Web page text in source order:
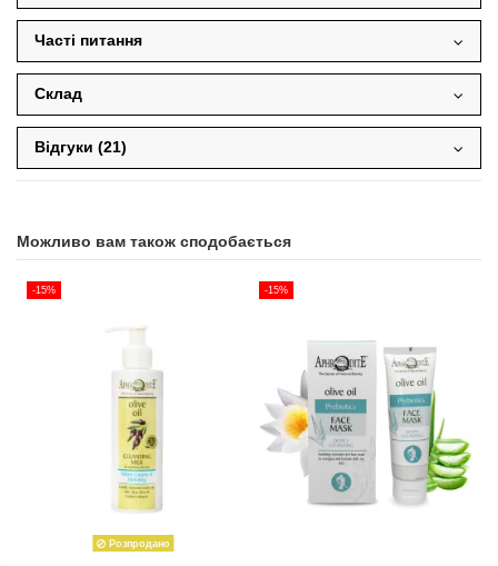
Часті питання
Склад
Відгуки (21)
Можливо вам також сподобається
-15%
Розпродано
-15%